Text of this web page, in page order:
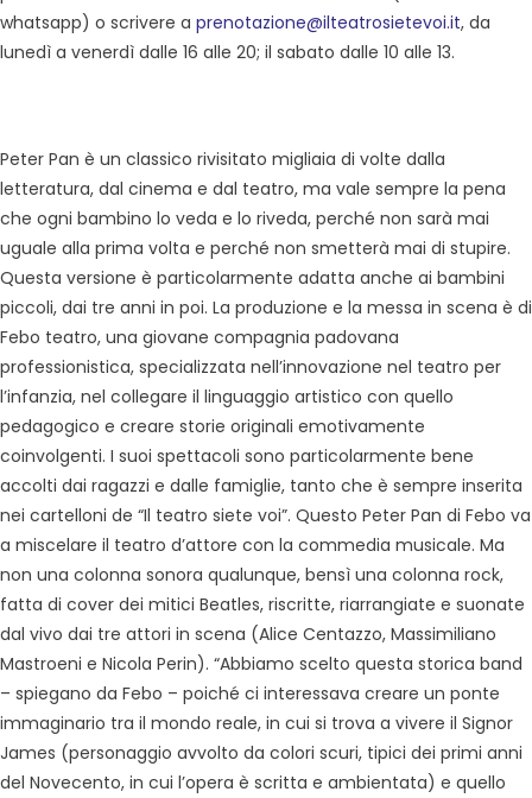
whatsapp) o scrivere a prenotazione@ilteatrosietevoi.it, da
lunedì a venerdì dalle 16 alle 20; il sabato dalle 10 alle 13.
Peter Pan è un classico rivisitato migliaia di volte dalla
letteratura, dal cinema e dal teatro, ma vale sempre la pena
che ogni bambino lo veda e lo riveda, perché non sarà mai
uguale alla prima volta e perché non smetterà mai di stupire.
Questa versione è particolarmente adatta anche ai bambini
piccoli, dai tre anni in poi. La produzione e la messa in scena è di
Febo teatro, una giovane compagnia padovana
professionistica, specializzata nell’innovazione nel teatro per
l’infanzia, nel collegare il linguaggio artistico con quello
pedagogico e creare storie originali emotivamente
coinvolgenti. I suoi spettacoli sono particolarmente bene
accolti dai ragazzi e dalle famiglie, tanto che è sempre inserita
nei cartelloni de “Il teatro siete voi”. Questo Peter Pan di Febo va
a miscelare il teatro d’attore con la commedia musicale. Ma
non una colonna sonora qualunque, bensì una colonna rock,
fatta di cover dei mitici Beatles, riscritte, riarrangiate e suonate
dal vivo dai tre attori in scena (Alice Centazzo, Massimiliano
Mastroeni e Nicola Perin). “Abbiamo scelto questa storica band
– spiegano da Febo – poiché ci interessava creare un ponte
immaginario tra il mondo reale, in cui si trova a vivere il Signor
James (personaggio avvolto da colori scuri, tipici dei primi anni
del Novecento, in cui l’opera è scritta e ambientata) e quello